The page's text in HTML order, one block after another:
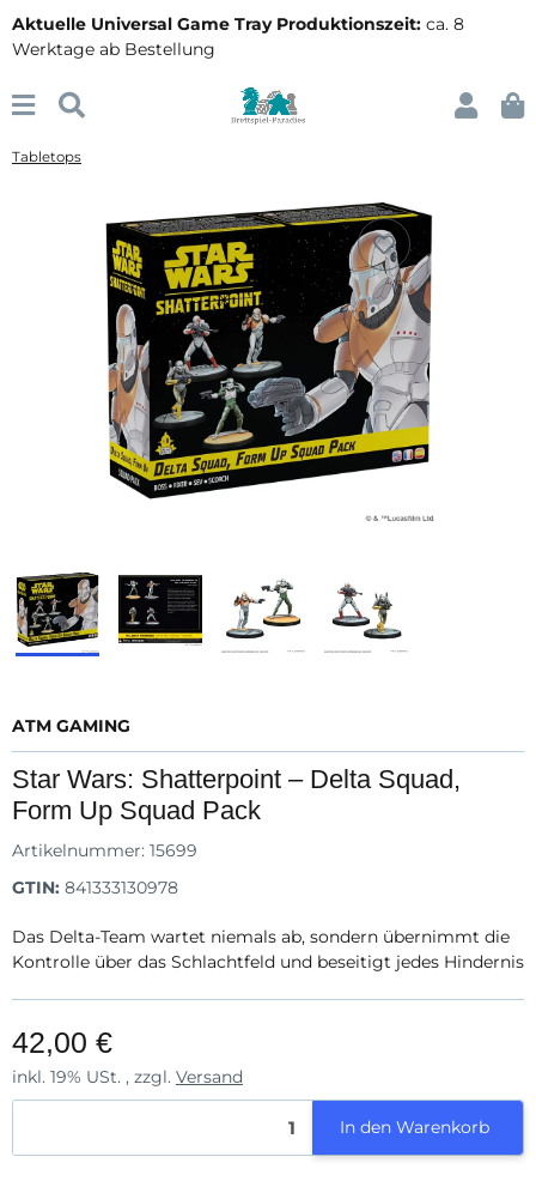
Aktuelle Universal Game Tray Produktionszeit: ca. 8
Werktage ab Bestellung
Tabletops
ATM GAMING
Star Wars: Shatterpoint – Delta Squad,
Form Up Squad Pack
Artikelnummer: 15699
GTIN: 841333130978
Das Delta-Team wartet niemals ab, sondern übernimmt die
Kontrolle über das Schlachtfeld und beseitigt jedes Hindernis
42,00 €
inkl. 19% USt. , zzgl. Versand
In den Warenkorb